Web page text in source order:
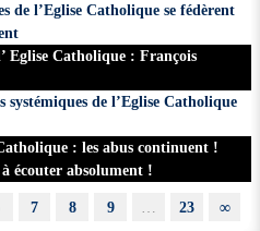
de l’Eglise Catholique se fédèrent
Eglise Catholique : François
de l’Eglise Catholique
: les abus continuent !
écouter absolument !
7 8 9 … 23 ∞